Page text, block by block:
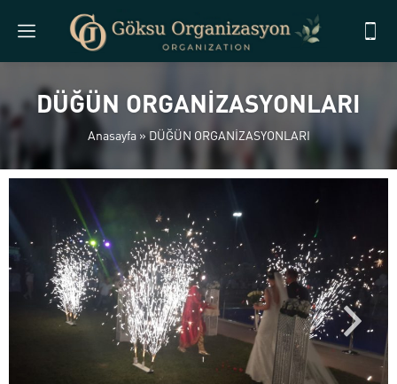
DÜĞÜN ORGANİZASYONLARI
Anasayfa»DÜĞÜN ORGANİZASYONLARI